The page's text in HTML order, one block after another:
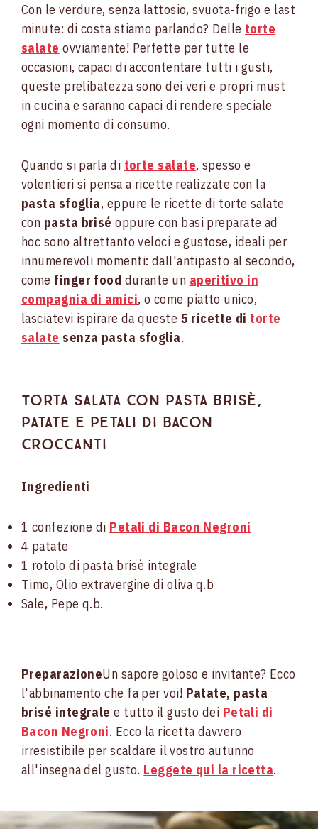
Con le verdure, senza lattosio, svuota-frigo e last
minute: di costa stiamo parlando? Delle torte
salate ovviamente! Perfette per tutte le
occasioni, capaci di accontentare tutti i gusti,
queste prelibatezza sono dei veri e propri must
in cucina e saranno capaci di rendere speciale
ogni momento di consumo.
Quando si parla di torte salate, spesso e
volentieri si pensa a ricette realizzate con la
pasta sfoglia, eppure le ricette di torte salate
con pasta brisé oppure con basi preparate ad
hoc sono altrettanto veloci e gustose, ideali per
innumerevoli momenti: dall'antipasto al secondo,
come finger food durante un aperitivo in
compagnia di amici, o come piatto unico,
lasciatevi ispirare da queste 5 ricette di torte
salate senza pasta sfoglia.
Torta salata con pasta brisè,
patate e petali di bacon
croccanti
Ingredienti
1 confezione di Petali di Bacon Negroni
4 patate
1 rotolo di pasta brisè integrale
Timo, Olio extravergine di oliva q.b
Sale, Pepe q.b.
PreparazioneUn sapore goloso e invitante? Ecco
l'abbinamento che fa per voi! Patate, pasta
brisé integrale e tutto il gusto dei Petali di
Bacon Negroni. Ecco la ricetta davvero
irresistibile per scaldare il vostro autunno
all'insegna del gusto. Leggete qui la ricetta.